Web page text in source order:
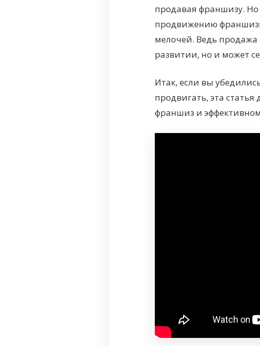
продавая франшизу. Но
продвижению
мелочей. Ведь продажа
развитии, но и может
Итак, если вы
продвигать, эта
франшиз и